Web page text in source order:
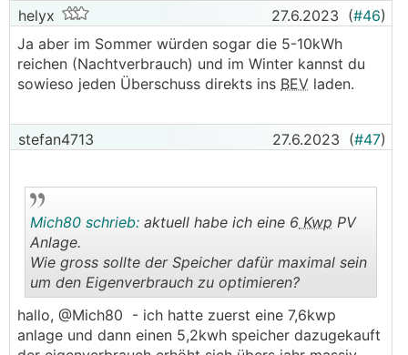
helyx 27.6.2023 (#46)
Ja aber im Sommer würden sogar die 5-10kWh
reichen (Nachtverbrauch) und im Winter kannst du
sowieso jeden Überschuss direkts ins BEV laden.
stefan4713 27.6.2023 (#47)
..
Mich80 schrieb: aktuell habe ich eine 6 Kwp PV
Anlage.
Wie gross sollte der Speicher dafür maximal sein
um den Eigenverbrauch zu optimieren?
hallo, @Mich80 - ich hatte zuerst eine 7,6kwp
anlage und dann einen 5,2kwh speicher dazugekauft